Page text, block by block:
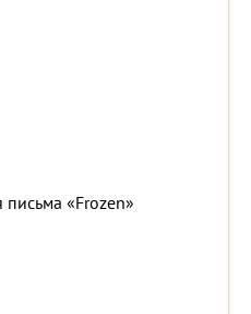
письма «Frozen»